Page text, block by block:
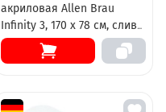
акриловая Allen Brau
Infinity 3, 170 х 78 см, слив-
перелив в комплекте,
белая, 2.21003.20